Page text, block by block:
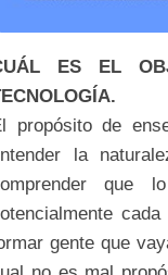
ES EL
propósito de
la
que
cada
gente que